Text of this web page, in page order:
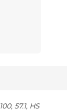
100, 57.1, HS